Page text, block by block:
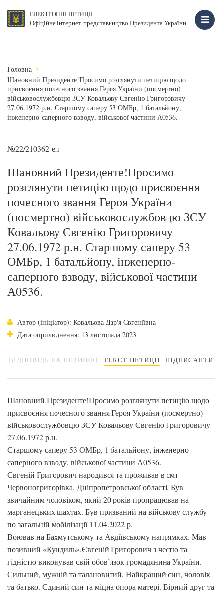
ЕЛЕКТРОННІ ПЕТИЦІЇ
Офіційне інтернет-представництво Президента України
Головна
Шановний Президенте!Просимо розглянути петицію щодо
присвоєння почесного звання Героя України (посмертно)
військовослужбовцю ЗСУ Ковальову Євгенію Григоровичу
27.06.1972 р.н. Старшому саперу 53 ОМБр, 1 батальйону,
інженерно-саперного взводу, військової частини А0536.
№22/210362-еп
Шановний Президенте!Просимо
розглянути петицію щодо присвоєння
почесного звання Героя України
(посмертно) військовослужбовцю ЗСУ
Ковальову Євгенію Григоровичу
27.06.1972 р.н. Старшому саперу 53
ОМБр, 1 батальйону, інженерно-
саперного взводу, військової частини
А0536.
Автор (ініціатор): Ковальова Дар'я Євгеніївна
Дата оприлюднення: 13 листопада 2023
ВІДПОВІДЬ НА ПЕТИЦІЮ ТЕКСТ ПЕТИЦІЇ ПІДПИСАНТИ
Шановний Президенте!Просимо розглянути петицію щодо
присвоєння почесного звання Героя України (посмертно)
військовослужбовцю ЗСУ Ковальову Євгенію Григоровичу
27.06.1972 р.н.
Старшому саперу 53 ОМБр, 1 батальйону, інженерно-
саперного взводу, військової частини А0536.
Євгеній Григорович народився та проживав в смт
Червоногригорівка, Дніпропетровської області. Був
звичайним чоловіком, який 20 років пропрацював на
марганецьких шахтах. Був призваний на військову службу
по загальній мобілізації 11.04.2022 р.
Воював на Бахмутському та Авдіївському напрямках. Мав
позивний «Кундиль».Євгеній Григорович з честю та
гідністю виконував свій обов’язок громадянина України.
Сильний, мужній та талановитий. Найкращий син, чоловік
та батько. Єдиний син та міцна опора матері. Вірний друг та